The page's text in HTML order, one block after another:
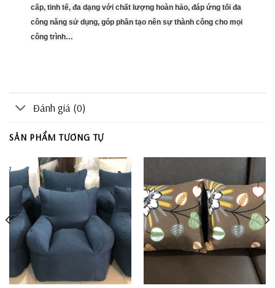
cấp, tinh tế, đa dạng với chất lượng hoàn hảo, đáp ứng tối đa
công năng sử dụng, góp phần tạo nên sự thành công cho mọi
công trình…
Đánh giá (0)
SẢN PHẨM TƯƠNG TỰ